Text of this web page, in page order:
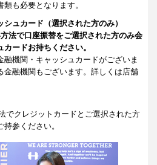
も必要となります。
ュカード（選択された方のみ）
法で口座振替をご選択された方のみ会
ードお持ちください。
融機関・キャッシュカードがございま
金融機関もございます。詳しくは店舗
でクレジットカードとご選択された方
参ください。